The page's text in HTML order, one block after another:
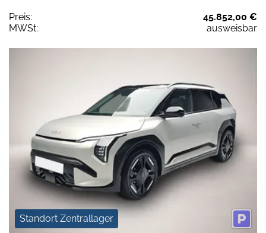
Preis:
45.852,00 €
MWSt:
ausweisbar
Standort Zentrallager